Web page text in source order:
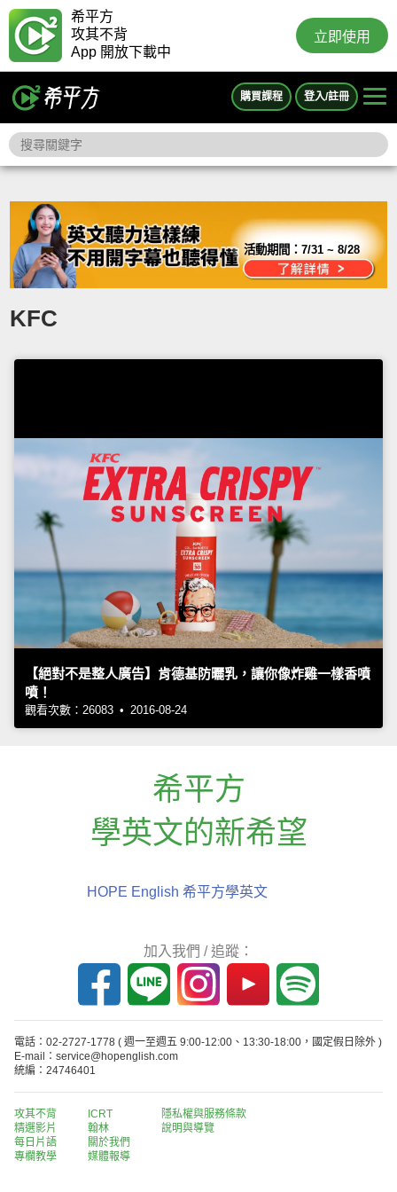
希平方
攻其不背
App 開放下載中
立即使用
購買課程 登入/註冊
活動期間：7/31 ~ 8/28
KFC
【絕對不是整人廣告】肯德基防曬乳，讓你像炸雞一樣香噴
噴！
觀看次數：26083 • 2016-08-24
希平方
學英文的新希望
HOPE English 希平方學英文
加入我們 / 追蹤：
電話：02-2727-1778 ( 週一至週五 9:00-12:00、13:30-18:00，國定假日除外 )
E-mail：service@hopenglish.com
統編：24746401
攻其不背
精選影片
每日片語
專欄教學
ICRT
翰林
關於我們
媒體報導
隱私權與服務條款
說明與導覽